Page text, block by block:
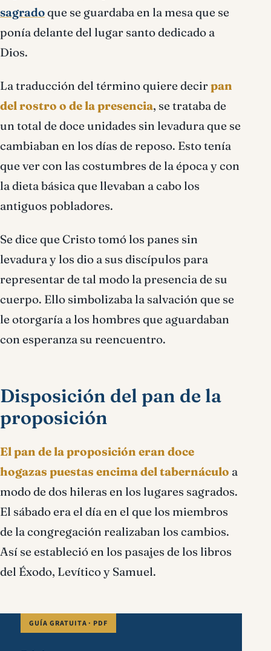
sagradoque se guardaba en la mesa que se
ponía delante del lugar santo dedicado a
Dios.
La traducción del término quiere decirpan
del rostro o de la presencia, se trataba de
un total de doce unidades sin levadura que se
cambiaban en los días de reposo. Esto tenía
que ver con las costumbres de la época y con
la dieta básica que llevaban a cabo los
antiguos pobladores.
Se dice que Cristo tomó los panes sin
levadura y los dio a sus discípulos para
representar de tal modo la presencia de su
cuerpo. Ello simbolizaba la salvación que se
le otorgaría a los hombres que aguardaban
con esperanza su reencuentro.
Disposición del pan de la
proposición
El pan de la proposición eran doce
hogazas puestas encima del tabernáculo a
modo de dos hileras en los lugares sagrados.
El sábado era el día en el que los miembros
de la congregación realizaban los cambios.
Así se estableció en los pasajes de los libros
del Éxodo, Levítico y Samuel.
GUÍA GRATUITA · PDF